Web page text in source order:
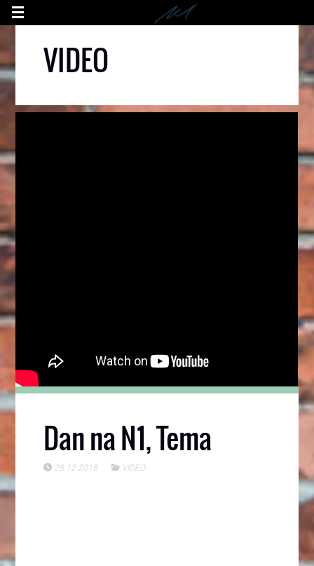
VIDEO
Dan na N1, Tema
28.12.2018 VIDEO